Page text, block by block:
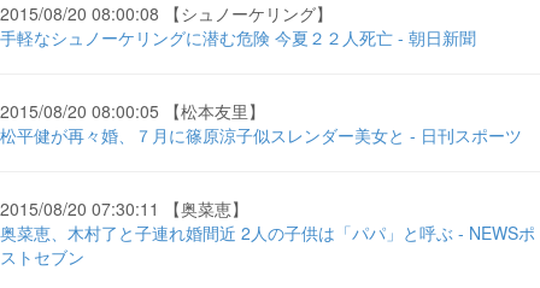
2015/08/20 08:00:08 【シュノーケリング】
手軽なシュノーケリングに潜む危険 今夏２２人死亡 - 朝日新聞
2015/08/20 08:00:05 【松本友里】
松平健が再々婚、７月に篠原涼子似スレンダー美女と - 日刊スポーツ
2015/08/20 07:30:11 【奥菜恵】
奥菜恵、木村了と子連れ婚間近 2人の子供は「パパ」と呼ぶ - NEWSポ
ストセブン